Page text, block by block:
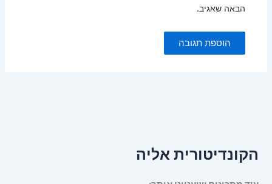
הבאה שאגיב.
הקונדיטורית אליה